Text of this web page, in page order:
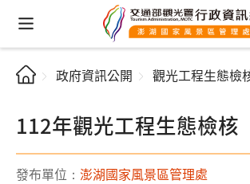
政府資訊公開 觀光工程生態檢
112年觀光工程生態檢核
發布單位： 澎湖國家風景區管理處